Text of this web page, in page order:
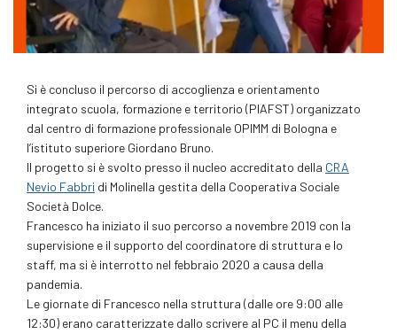
Si è concluso il percorso di accoglienza e orientamento
integrato scuola, formazione e territorio (PIAFST) organizzato
dal centro di formazione professionale OPIMM di Bologna e
l’istituto superiore Giordano Bruno.
Il progetto si è svolto presso il nucleo accreditato della CRA
Nevio Fabbri di Molinella gestita della Cooperativa Sociale
Società Dolce.
Francesco ha iniziato il suo percorso a novembre 2019 con la
supervisione e il supporto del coordinatore di struttura e lo
staff, ma si è interrotto nel febbraio 2020 a causa della
pandemia.
Le giornate di Francesco nella struttura (dalle ore 9:00 alle
12:30) erano caratterizzate dallo scrivere al PC il menu della